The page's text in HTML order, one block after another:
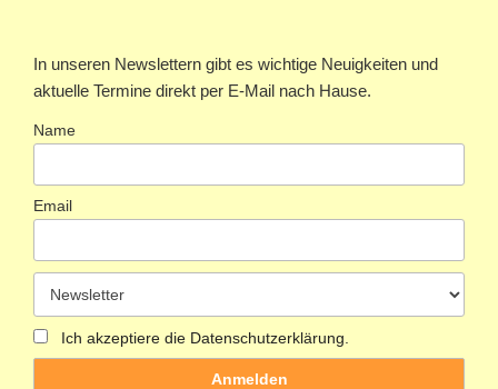
In unseren Newslettern gibt es wichtige Neuigkeiten und
aktuelle Termine direkt per E-Mail nach Hause.
Name
Email
Ich akzeptiere die Datenschutzerklärung.